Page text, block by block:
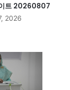
트 20260807
2026